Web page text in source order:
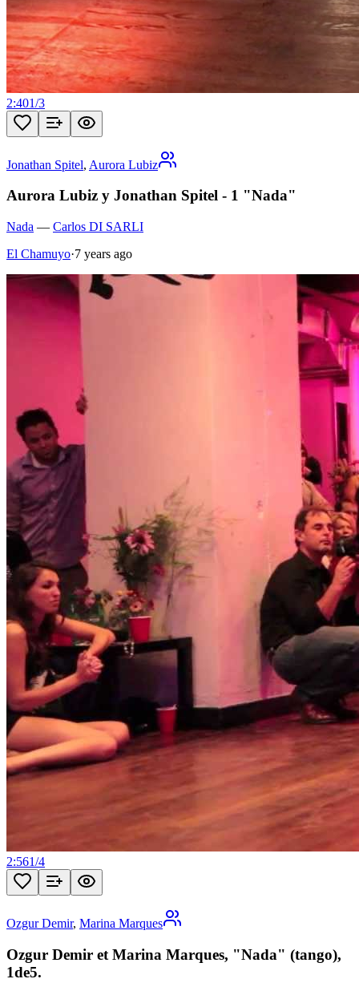
2:401/3
Jonathan Spitel, Aurora Lubiz
Aurora Lubiz y Jonathan Spitel - 1 "Nada"
Nada — Carlos DI SARLI
El Chamuyo·7 years ago
2:561/4
Ozgur Demir, Marina Marques
Ozgur Demir et Marina Marques, "Nada" (tango),
1de5.